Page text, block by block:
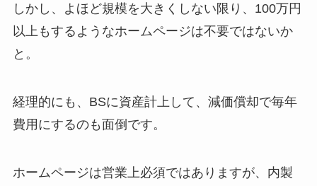
しかし、よほど規模を大きくしない限り、100万円
以上もするようなホームページは不要ではないか
と。
経理的にも、BSに資産計上して、減価償却で毎年
費用にするのも面倒です。
ホームページは営業上必須ではありますが、内製